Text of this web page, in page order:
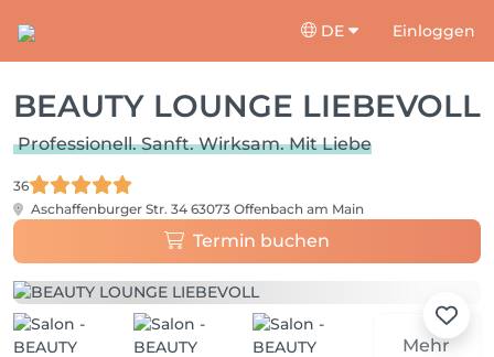
DE Einloggen
BEAUTY LOUNGE LIEBEVOLL
Professionell. Sanft. Wirksam. Mit Liebe
36
Aschaffenburger Str. 34 63073 Offenbach am Main
Termin buchen
Mehr